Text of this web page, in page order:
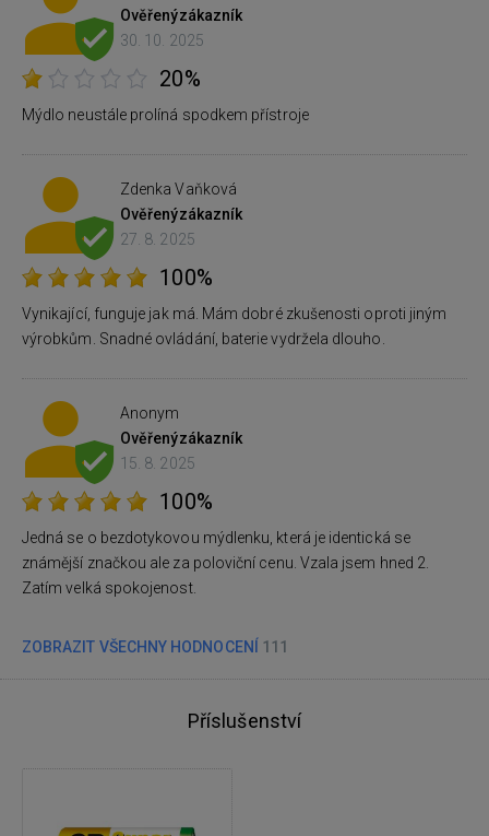
Ověřenýzákazník
30. 10. 2025
20%
Mýdlo neustále prolíná spodkem přístroje
Zdenka Vaňková
Ověřenýzákazník
27. 8. 2025
100%
Vynikající, funguje jak má. Mám dobré zkušenosti oproti jiným
výrobkům. Snadné ovládání, baterie vydržela dlouho.
Anonym
Ověřenýzákazník
15. 8. 2025
100%
Jedná se o bezdotykovou mýdlenku, která je identická se
známější značkou ale za poloviční cenu. Vzala jsem hned 2.
Zatím velká spokojenost.
ZOBRAZIT VŠECHNY HODNOCENÍ 111
Příslušenství